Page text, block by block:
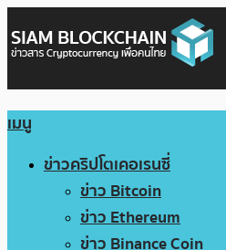
เมนู
ข่าวคริปโตเคอเรนซี่
ข่าว Bitcoin
ข่าว Ethereum
ข่าว Binance Coin